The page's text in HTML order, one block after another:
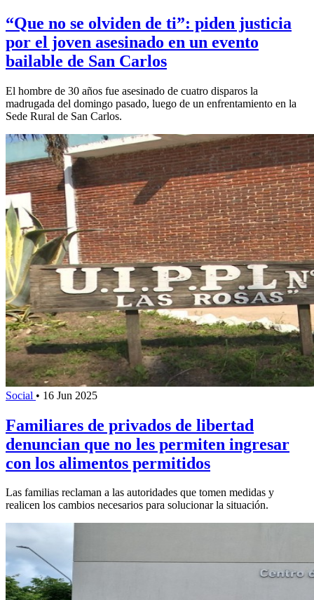
“Que no se olviden de ti”: piden justicia
por el joven asesinado en un evento
bailable de San Carlos
El hombre de 30 años fue asesinado de cuatro disparos la
madrugada del domingo pasado, luego de un enfrentamiento en la
Sede Rural de San Carlos.
Social • 16 Jun 2025
Familiares de privados de libertad
denuncian que no les permiten ingresar
con los alimentos permitidos
Las familias reclaman a las autoridades que tomen medidas y
realicen los cambios necesarios para solucionar la situación.